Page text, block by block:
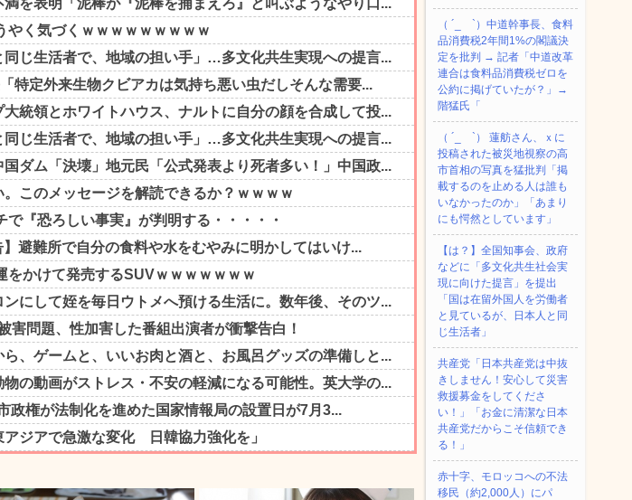
（ ´_ゝ`）中道幹事長、食料
品消費税2年間1%の閣議決
定を批判 → 記者「中道改革
連合は食料品消費税ゼロを
公約に掲げていたが？」→
階猛氏「
（ ´_ゝ`） 蓮舫さん、ｘに
投稿された被災地視察の高
市首相の写真を猛批判「掲
載するのを止める人は誰も
いなかったのか」「あまり
にも愕然としています」
【は？】全国知事会、政府
などに「多文化共生社会実
現に向けた提言」を提出
「国は在留外国人を労働者
と見ているが、日本人と同
じ生活者」
共産党「日本共産党は中抜
きしません！安心して災害
救援募金をしてくださ
い！」「お金に清潔な日本
共産党だからこそ信頼でき
る！」
赤十字、モロッコへの不法
移民（約2,000人）にパ